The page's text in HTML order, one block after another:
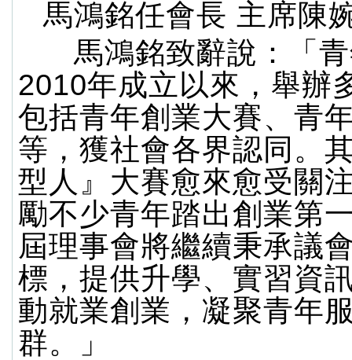
馬鴻銘任會長 主席陳
馬鴻銘致辭說：「
2010年成立以來，舉辦
包括青年創業大賽、青
等，獲社會各界認同。
型人』大賽愈來愈受關
勵不少青年踏出創業第
屆理事會將繼續秉承議
標，提供升學、實習資
動就業創業，凝聚青年
群。」